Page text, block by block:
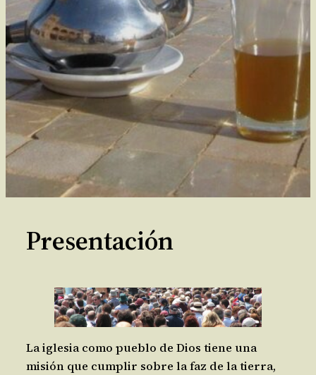
Presentación
La iglesia como pueblo de Dios tiene una
misión que cumplir sobre la faz de la tierra,